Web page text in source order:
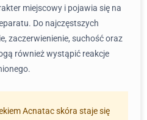
miejscowy i pojawia się na
Do najczęstszych
zaczerwienienie, suchość oraz
również wystąpić reakcje
Acnatac skóra staje się